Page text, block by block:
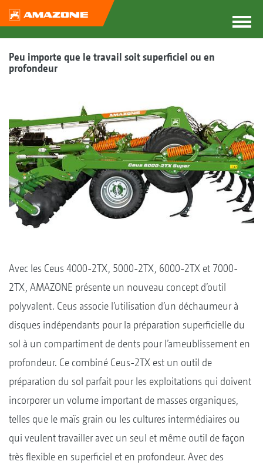
Peu importe que le travail soit superficiel ou en
profondeur
Avec les Ceus 4000-2TX, 5000-2TX, 6000-2TX et 7000-
2TX, AMAZONE présente un nouveau concept d’outil
polyvalent. Ceus associe l’utilisation d’un déchaumeur à
disques indépendants pour la préparation superficielle du
sol à un compartiment de dents pour l’ameublissement en
profondeur. Ce combiné Ceus-2TX est un outil de
préparation du sol parfait pour les exploitations qui doivent
incorporer un volume important de masses organiques,
telles que le maïs grain ou les cultures intermédiaires ou
qui veulent travailler avec un seul et même outil de façon
très flexible en superficiel et en profondeur. Avec des